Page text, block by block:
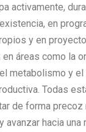
activamente,
en
y en
áreas como la
metabolismo y
Todas
de forma precoz
avanzar hacia una